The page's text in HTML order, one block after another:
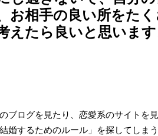
お相手の良い所をたく
たら良いと思います
ブログを見たり、恋愛系のサイトを
婚するためのルール」を探してしま